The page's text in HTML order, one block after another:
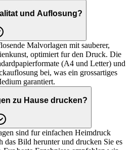
und Auflosung?
Malvorlagen mit sauberer,
optimiert fur den Druck. Die
(A4 und Letter) und
bei, was ein grossartiges
garantiert.
zu Hause drucken?
sind fur einfachen Heimdruck
das Bild herunter und drucken Sie es